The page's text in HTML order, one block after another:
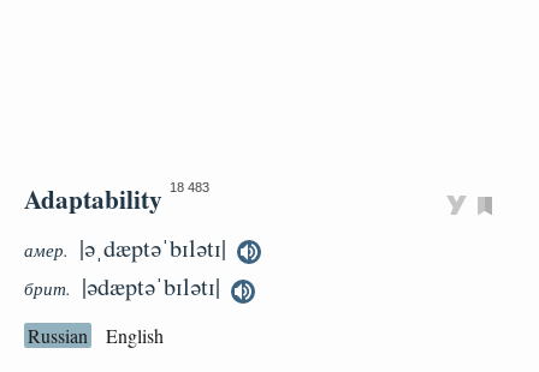
Adaptability 18 483
амер. |əˌdæptəˈbɪlətɪ|
брит. |ədæptəˈbɪlətɪ|
Russian English